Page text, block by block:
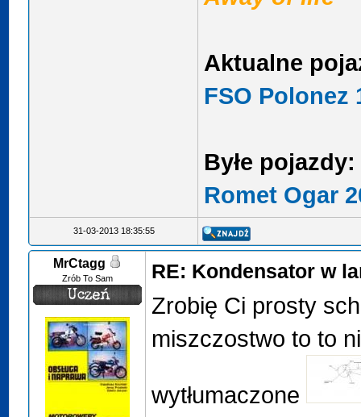
Aktualne
FSO Polonez
Byłe pojazdy:
Romet Ogar
31-03-2013 18:35:55
MrCtagg
Zrób To Sam RE: Kondensator w
Zrobię Ci prosty
miszczostwo to to
wytłumaczone